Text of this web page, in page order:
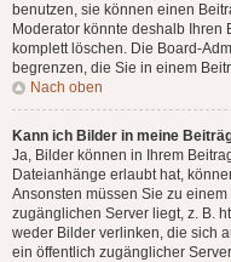
benutzen, sie können einen
Moderator könnte deshalb
komplett löschen. Die Board-
begrenzen, die Sie in einem
Nach oben
Kann ich Bilder in meine
Ja, Bilder können in Ihrem
Dateianhänge erlaubt hat,
Ansonsten müssen Sie zu
zugänglichen Server liegt, z. B.
weder Bilder verlinken, die sich
ein öffentlich zugänglicher